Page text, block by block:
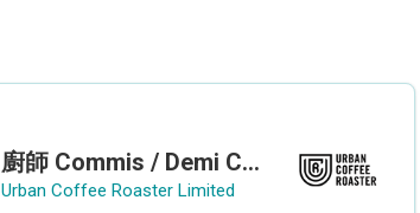
廚師 Commis / Demi Chef (全職/ 兼職) (工作地點:中環)
Urban Coffee Roaster Limited